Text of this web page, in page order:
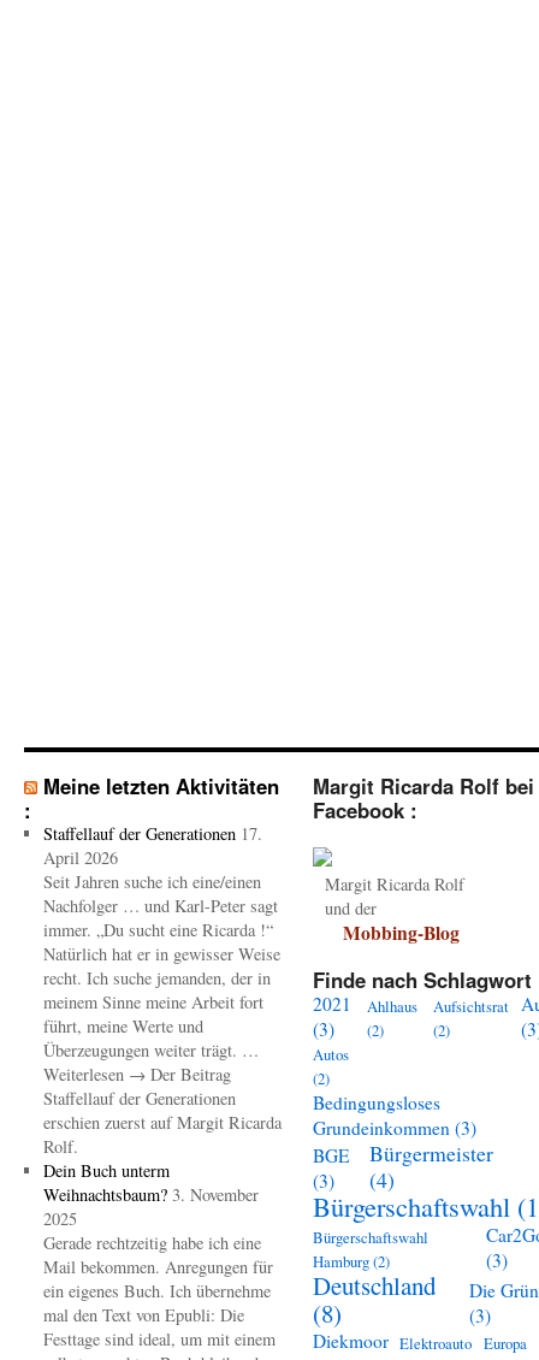
Meine letzten Aktivitäten
:
Staffellauf der Generationen 17.
April 2026
Seit Jahren suche ich eine/einen
Nachfolger … und Karl-Peter sagt
immer. „Du sucht eine Ricarda !“
Natürlich hat er in gewisser Weise
recht. Ich suche jemanden, der in
meinem Sinne meine Arbeit fort
führt, meine Werte und
Überzeugungen weiter trägt. …
Weiterlesen → Der Beitrag
Staffellauf der Generationen
erschien zuerst auf Margit Ricarda
Rolf.
Dein Buch unterm
Weihnachtsbaum? 3. November
2025
Gerade rechtzeitig habe ich eine
Mail bekommen. Anregungen für
ein eigenes Buch. Ich übernehme
mal den Text von Epubli: Die
Festtage sind ideal, um mit einem
Margit Ricarda Rolf bei
Facebook :
Margit Ricarda Rolf
und der
Mobbing-Blog
Finde nach Schlagwort
2021
(3)
Ahlhaus
(2)
Aufsichtsrat
(2)
Autos
(2)
Bedingungsloses
Grundeinkommen (3)
BGE
(3)
Bürgermeister
(4)
Bürgerschaftswahl
Bürgerschaftswahl
Hamburg(2)
(3)
Deutschland
(8)
Die
(3)
Diekmoor Elektroauto Europa